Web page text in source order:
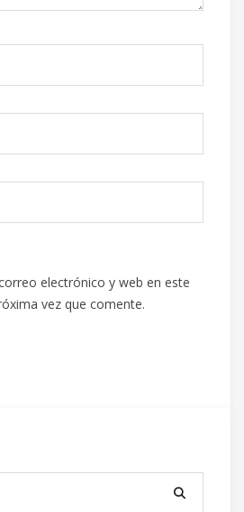
electrónico y web en este
vez que comente.